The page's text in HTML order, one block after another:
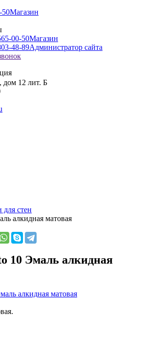
50Магазин
00-50Магазин
48-89Администратор сайта
дом 12 лит. Б
для стен
алкидная матовая
10 Эмаль алкидная